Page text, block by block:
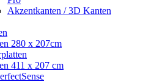
Akzentkanten / 3D Kanten
280 x 207cm
411 x 207 cm